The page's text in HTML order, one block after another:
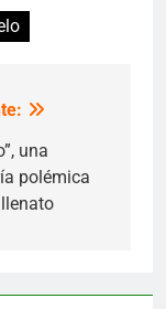
una
polémica